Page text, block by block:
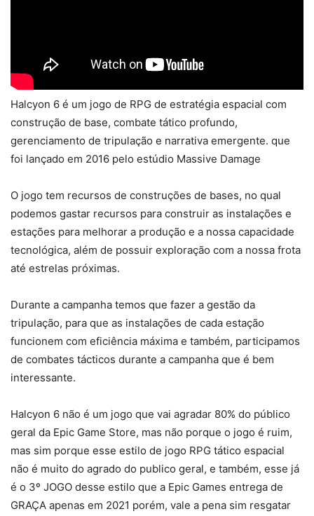
Halcyon 6 é um jogo de RPG de estratégia espacial com
construção de base, combate tático profundo,
gerenciamento de tripulação e narrativa emergente. que
foi lançado em 2016 pelo estúdio Massive Damage
O jogo tem recursos de construções de bases, no qual
podemos gastar recursos para construir as instalações e
estações para melhorar a produção e a nossa capacidade
tecnológica, além de possuir exploração com a nossa frota
até estrelas próximas.
Durante a campanha temos que fazer a gestão da
tripulação, para que as instalações de cada estação
funcionem com eficiência máxima e também, participamos
de combates tácticos durante a campanha que é bem
interessante.
Halcyon 6 não é um jogo que vai agradar 80% do público
geral da Epic Game Store, mas não porque o jogo é ruim,
mas sim porque esse estilo de jogo RPG tático espacial
não é muito do agrado do publico geral, e também, esse já
é o 3º JOGO desse estilo que a Epic Games entrega de
GRAÇA apenas em 2021 porém, vale a pena sim resgatar